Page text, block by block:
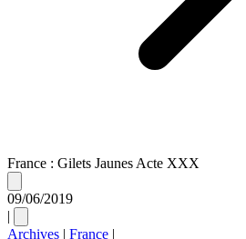
France : Gilets Jaunes Acte XXX
09/06/2019
|
Archives | France |